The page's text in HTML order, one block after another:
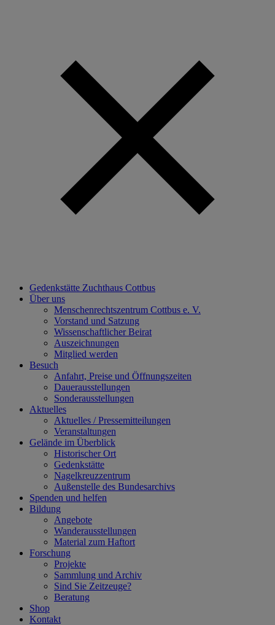
Gedenkstätte Zuchthaus Cottbus
Über uns
Menschenrechtszentrum Cottbus e. V.
Vorstand und Satzung
Wissenschaftlicher Beirat
Auszeichnungen
Mitglied werden
Besuch
Anfahrt, Preise und Öffnungszeiten
Dauerausstellungen
Sonderausstellungen
Aktuelles
Aktuelles / Pressemitteilungen
Veranstaltungen
Gelände im Überblick
Historischer Ort
Gedenkstätte
Nagelkreuzzentrum
Außenstelle des Bundesarchivs
Spenden und helfen
Bildung
Angebote
Wanderausstellungen
Material zum Haftort
Forschung
Projekte
Sammlung und Archiv
Sind Sie Zeitzeuge?
Beratung
Shop
Kontakt